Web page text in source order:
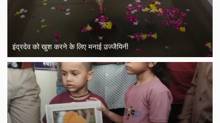
इंद्रदेव को खुश करने के लिए मनाई उज्जैयिनी